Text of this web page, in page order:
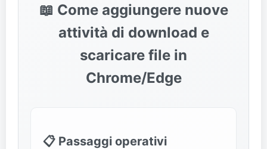
📖 Come aggiungere nuove
attività di download e
scaricare file in
Chrome/Edge
📋 Passaggi operativi